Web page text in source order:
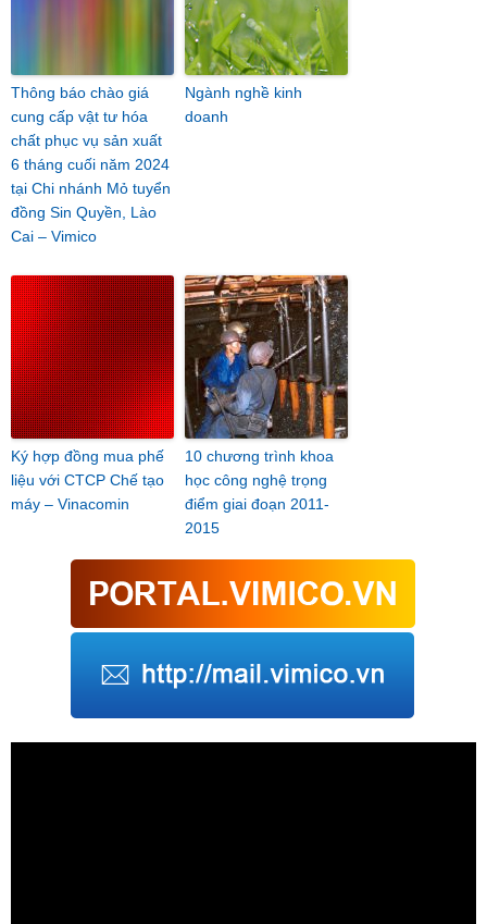
Thông báo chào giá
cung cấp vật tư hóa
chất phục vụ sản xuất
6 tháng cuối năm 2024
tại Chi nhánh Mỏ tuyển
đồng Sin Quyền, Lào
Cai – Vimico
Ngành nghề kinh
doanh
Ký hợp đồng mua phế
liệu với CTCP Chế tạo
máy – Vinacomin
10 chương trình khoa
học công nghệ trọng
điểm giai đoạn 2011-
2015